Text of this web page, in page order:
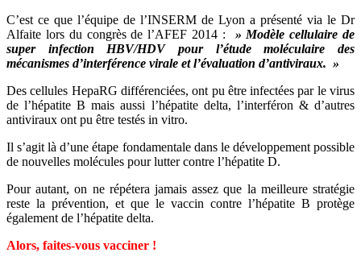
C’est ce que l’équipe de l’INSERM de Lyon a présenté via le Dr
Alfaite lors du congrès de l’AFEF 2014 :
» Modèle cellulaire de
super infection HBV/HDV pour l’étude moléculaire des
mécanismes d’interférence virale et l’évaluation d’antiviraux. »
Des cellules HepaRG différenciées, ont pu être infectées par le virus
de l’hépatite B mais aussi l’hépatite delta, l’interféron & d’autres
antiviraux ont pu être testés in vitro.
Il s’agit là d’une étape fondamentale dans le développement possible
de nouvelles molécules pour lutter contre l’hépatite D.
Pour autant, on ne répétera jamais assez que la meilleure stratégie
reste la prévention, et que le vaccin contre l’hépatite B protège
également de l’hépatite delta.
Alors, faites-vous vacciner !